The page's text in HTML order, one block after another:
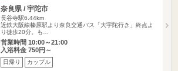
奈良県 / 宇陀市
長谷寺駅6.44km
近鉄大阪線榛原駅より奈良交通バス「大宇陀行き」終点よ
り徒歩20分。も…
営業時間 10:00～21:00
入浴料金 750円～
日帰り カップル